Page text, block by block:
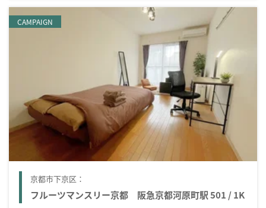
CAMPAIGN
京都市下京区：
フルーツマンスリー京都 阪急京都河原町駅 501 / 1K